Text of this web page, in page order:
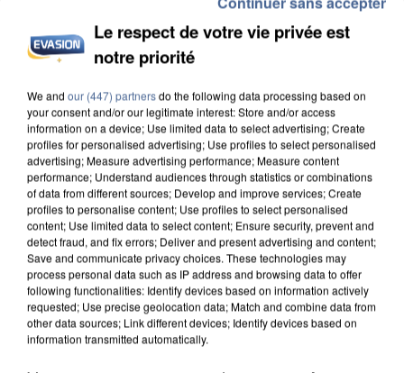
IL TUE SON FILS ET ENVOIE DES PHOTOS À SON
EX-COMPAGNE À NICE
Le respect de votre vie privée est
notre priorité
We and our (447) partnersdo the following data processing based on
your consent and/or our legitimate interest: Store and/or access
information on a device; Use limited data to select advertising; Create
profiles for personalised advertising; Use profiles to select personalised
advertising; Measure advertising performance; Measure content
performance; Understand audiences through statistics or combinations
of data from different sources; Develop and improve services; Create
profiles to personalise content; Use profiles to select personalised
content; Use limited data to select content; Ensure security, prevent and
detect fraud, and fix errors; Deliver and present advertising and content;
Save and communicate privacy choices. These technologies may
process personal data such as IP address and browsing data to offer
following functionalities: Identify devices based on information actively
requested; Use precise geolocation data; Match and combine data from
other data sources; Link different devices; Identify devices based on
information transmitted automatically.